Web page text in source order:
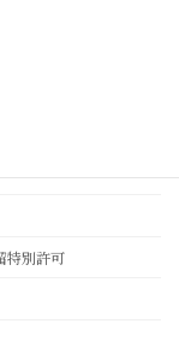
特別許可